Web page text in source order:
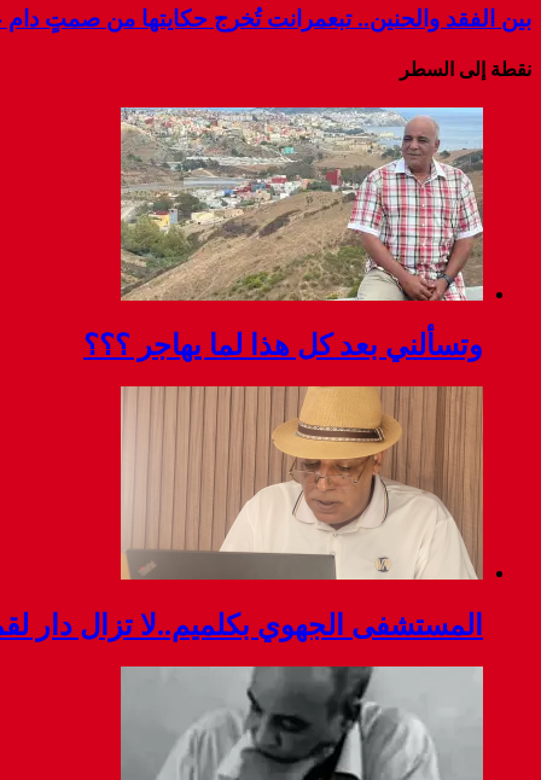
بين الفقد والحنين.. تبعمرانت تُخرج حكايتها من صمتٍ دام
نقطة إلى السطر
وتسألني بعد كل هذا لما يهاجر ؟؟؟
المستشفى الجهوي بكلميم..لا تزال